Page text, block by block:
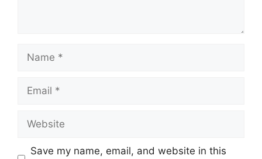
Name
Email
Website
Save my name, email, and website in this